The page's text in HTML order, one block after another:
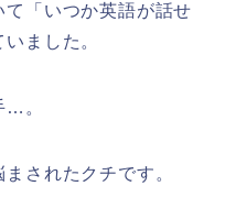
「いつか英語が話せ
ました。
…。
されたクチです。